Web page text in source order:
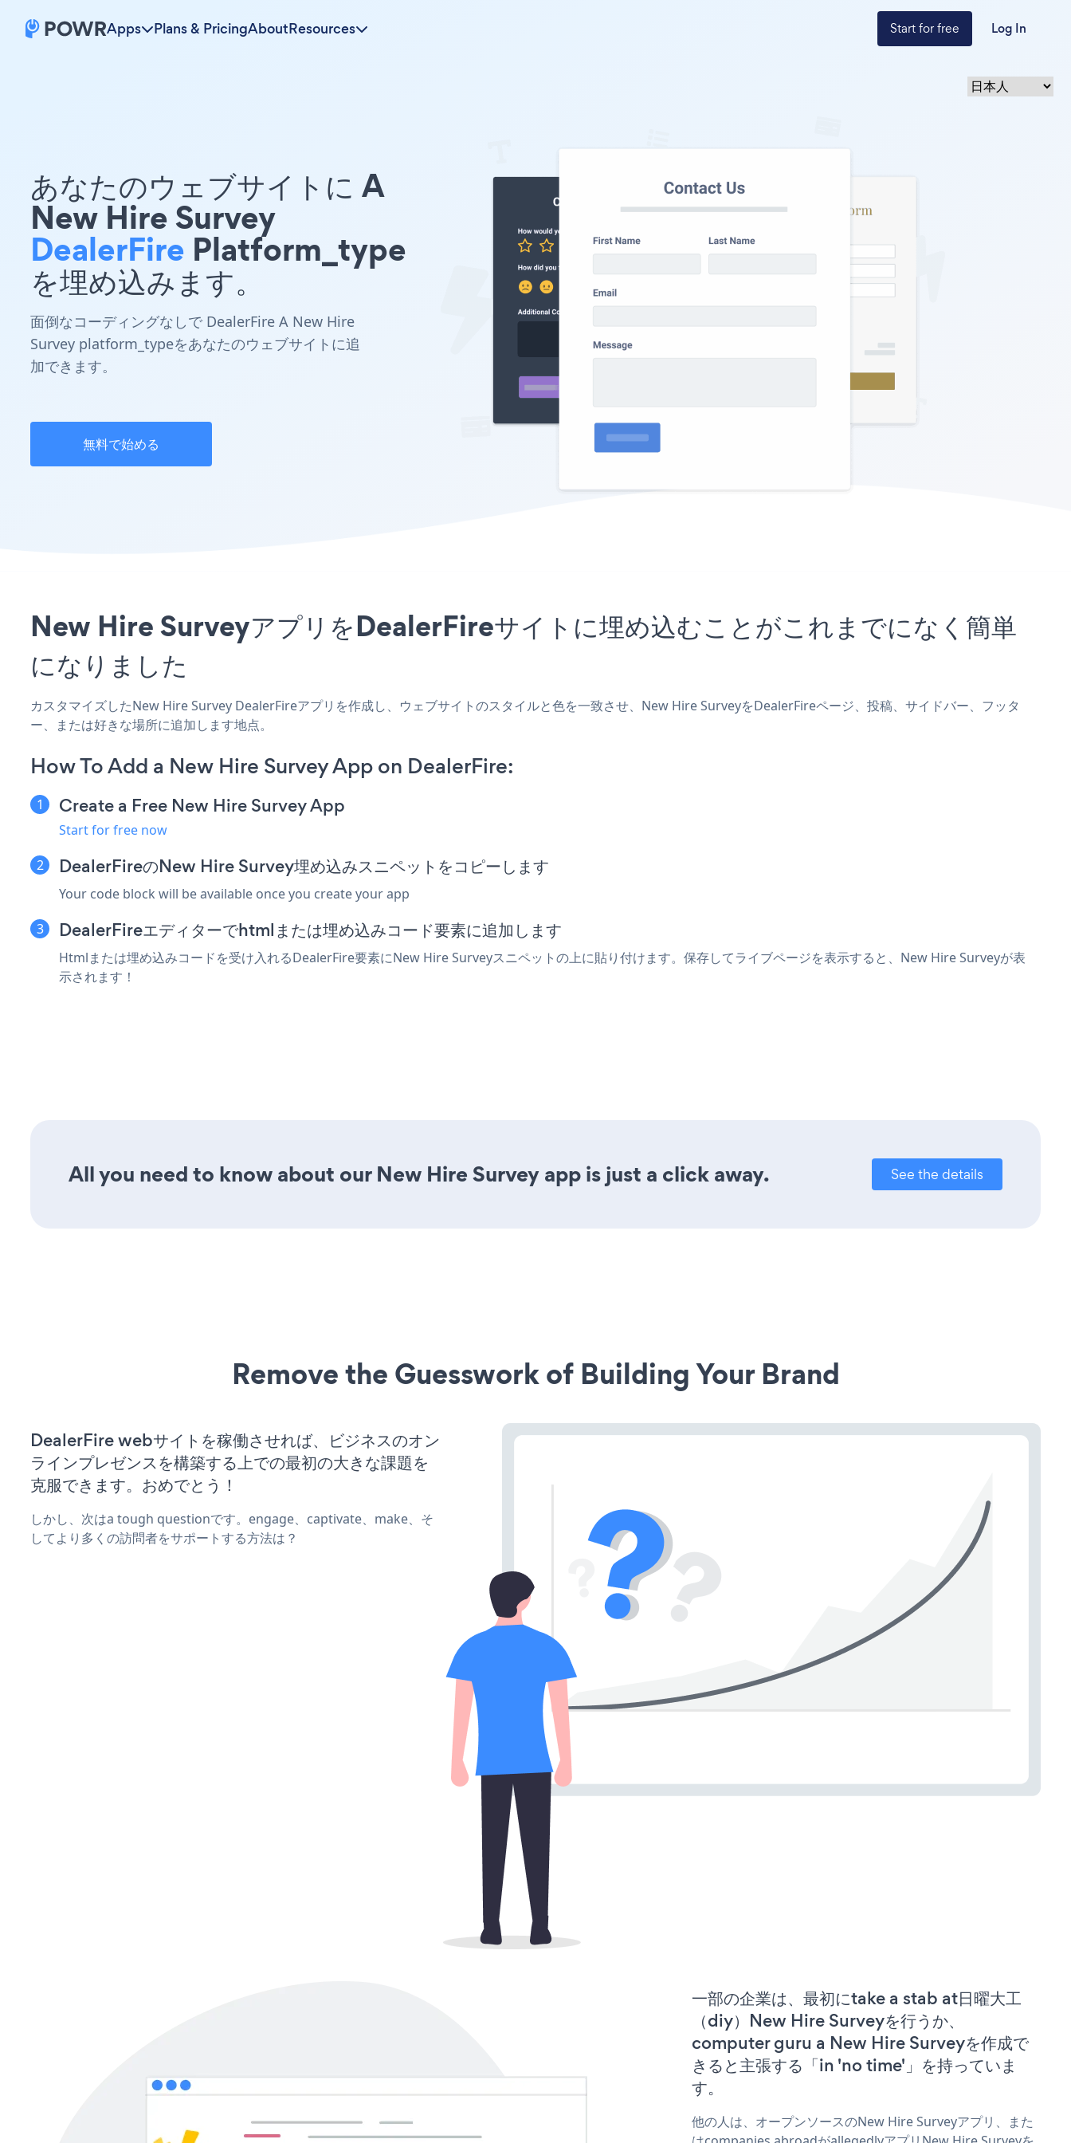
Apps Plans & PricingAboutResources Start for free Log In
あなたのウェブサイトに A
New Hire Survey
DealerFire Platform_type
を埋め込みます。
面倒なコーディングなしで DealerFire A New Hire
Survey platform_typeをあなたのウェブサイトに追
加できます。
無料で始める
New Hire SurveyアプリをDealerFireサイトに埋め込むことがこれまでになく簡単
になりました
カスタマイズしたNew Hire Survey DealerFireアプリを作成し、ウェブサイトのスタイルと色を一致させ、New Hire SurveyをDealerFireページ、投稿、サイドバー、フッタ
ー、または好きな場所に追加します地点。
How To Add a New Hire Survey App on DealerFire:
Create a Free New Hire Survey App
Start for free now
DealerFireのNew Hire Survey埋め込みスニペットをコピーします
Your code block will be available once you create your app
DealerFireエディターでhtmlまたは埋め込みコード要素に追加します
Htmlまたは埋め込みコードを受け入れるDealerFire要素にNew Hire Surveyスニペットの上に貼り付けます。保存してライブページを表示すると、New Hire Surveyが表
示されます！
All you need to know about our New Hire Survey app is just a click away. See the details
Remove the Guesswork of Building Your Brand
DealerFire webサイトを稼働させれば、ビジネスのオン
ラインプレゼンスを構築する上での最初の大きな課題を
克服できます。おめでとう！
しかし、次はa tough questionです。engage、captivate、make、そ
してより多くの訪問者をサポートする方法は？
一部の企業は、最初にtake a stab at日曜大工
（diy）New Hire Surveyを行うか、
computer guru a New Hire Surveyを作成で
きると主張する「in 'no time'」を持っていま
す。
他の人は、オープンソースのNew Hire Surveyアプリ、また